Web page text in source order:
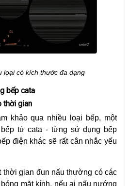
loại có kích thước đa dạng
bếp cata
thời gian
khảo qua nhiều loại bếp, một
từ cata - từng sử dụng bếp
điện khác sẽ rất cân nhắc yếu
thời gian đun nấu thường có các
mặt kính, nếu ai nấu nướng